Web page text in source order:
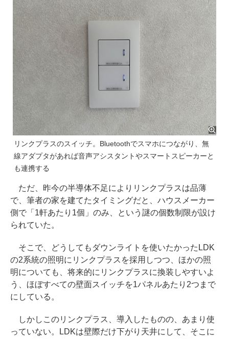
リンクプラスのスイッチ。Bluetoothでスマホにつながり、無
線アダプタがあれば音声アシスタントやスマートスピーカーと
も連携する
ただ、昨今の半導体不足によりリンクプラスは品薄
で、筆者の家を建てたタイミングだと、ハウスメーカー
側で「1軒あたり1個」のみ、という謎の個数制限が設け
られていた。
そこで、どうしてもダウンライトを使いたかったLDK
の2系統の照明にリンクプラスを採用しつつ、ほかの照
明についても、将来的にリンクプラスに換装しやすいよ
う、ほぼすべての壁面スイッチを1パネルあたり2つまで
にしている。
しかしこのリンクプラス、導入したものの、あまり使
っていない。LDKは壁際だけ下がり天井にして、そこに